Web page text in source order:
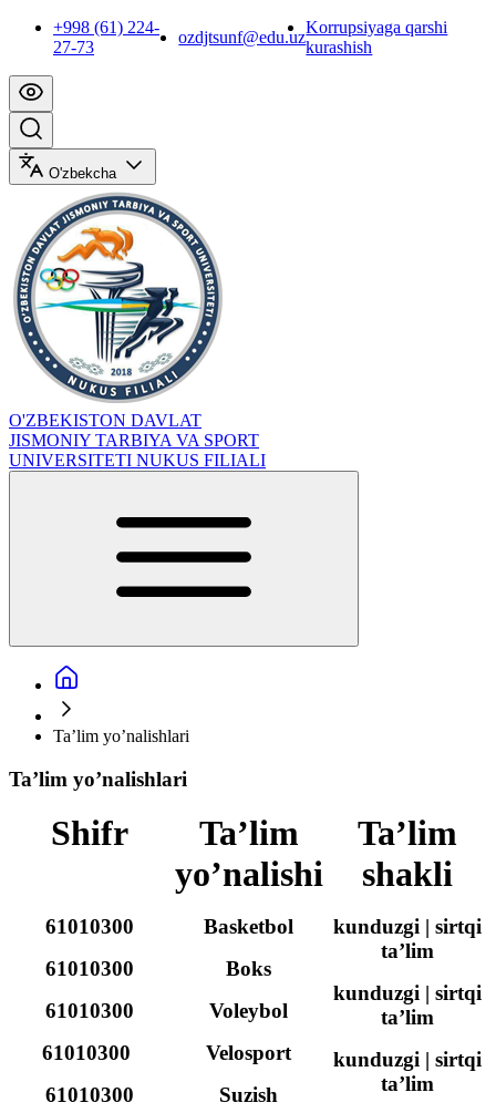
+998 (61) 224-
27-73
ozdjtsunf@edu.uz
Korrupsiyaga qarshi
kurashish
O'zbekcha
O'ZBEKISTON DAVLAT
JISMONIY TARBIYA VA SPORT
UNIVERSITETI NUKUS FILIALI
Ta’lim yo’nalishlari
Ta’lim yo’nalishlari
Shifr
Ta’lim
yo’nalishi
Ta’lim
shakli
61010300
61010300
61010300
61010300
61010300
Basketbol
Boks
Voleybol
Velosport
Suzish
kunduzgi | sirtqi
ta’lim
kunduzgi | sirtqi
ta’lim
kunduzgi | sirtqi
ta’lim